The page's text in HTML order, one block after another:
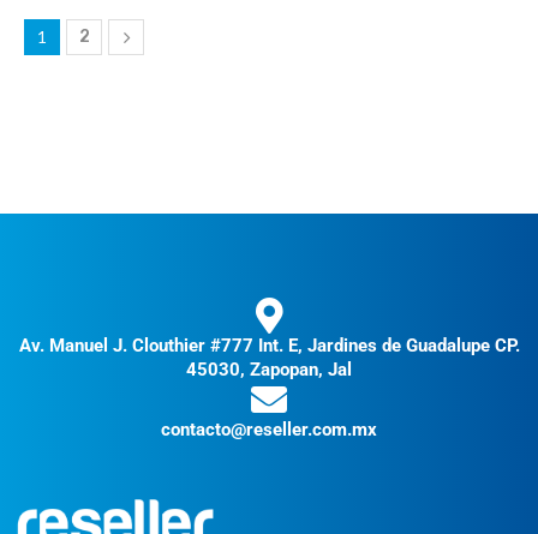
1 2
Av. Manuel J. Clouthier #777 Int. E, Jardines de Guadalupe CP.
45030, Zapopan, Jal
contacto@reseller.com.mx